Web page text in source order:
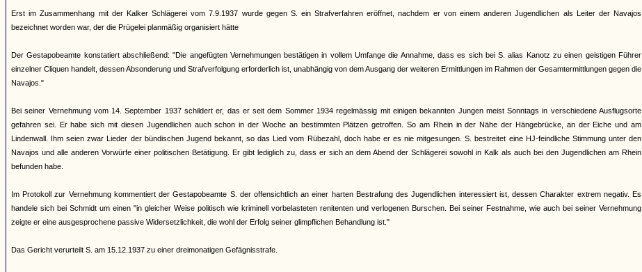
Erst im Zusammenhang mit der Kalker Schlägerei vom 7.9.1937 wurde gegen S. ein Strafverfahren eröffnet, nachdem er von einem anderen Jugendlichen als Leiter der Navajos
bezeichnet worden war, der die Prügelei planmäßig organisiert hätte
Der Gestapobeamte konstatiert abschließend: "Die angefügten Vernehmungen bestätigen in vollem Umfange die Annahme, dass es sich bei S. alias Kanotz zu einen geistigen Führer
einzelner Cliquen handelt, dessen Absonderung und Strafverfolgung erforderlich ist, unabhängig von dem Ausgang der weiteren Ermittlungen im Rahmen der Gesamtermittlungen gegen die
Navajos."
Bei seiner Vernehmung vom 14. September 1937 schildert er, das er seit dem Sommer 1934 regelmässig mit einigen bekannten Jungen meist Sonntags in verschiedene Ausflugsorte
gefahren sei. Er habe sich mit diesen Jugendlichen auch schon in der Woche an bestimmten Plätzen getroffen. So am Rhein in der Nähe der Hängebrücke, an der Eiche und am
Lindenwall. Ihm seien zwar Lieder der bündischen Jugend bekannt, so das Lied vom Rübezahl, doch habe er es nie mitgesungen. S. bestreitet eine HJ-feindliche Stimmung unter den
Navajos und alle anderen Vorwürfe einer politischen Betätigung. Er gibt lediglich zu, dass er sich an dem Abend der Schlägerei sowohl in Kalk als auch bei den Jugendlichen am Rhein
befunden habe.
Im Protokoll zur Vernehmung kommentiert der Gestapobeamte S. der offensichtlich an einer harten Bestrafung des Jugendlichen interessiert ist, dessen Charakter extrem negativ. Es
handele sich bei Schmidt um einen "in gleicher Weise politisch wie kriminell vorbelasteten renitenten und verlogenen Burschen. Bei seiner Festnahme, wie auch bei seiner Vernehmung
zeigte er eine ausgesprochene passive Widersetzlichkeit, die wohl der Erfolg seiner glimpflichen Behandlung ist."
Das Gericht verurteilt S. am 15.12.1937 zu einer dreimonatigen Gefägnisstrafe.